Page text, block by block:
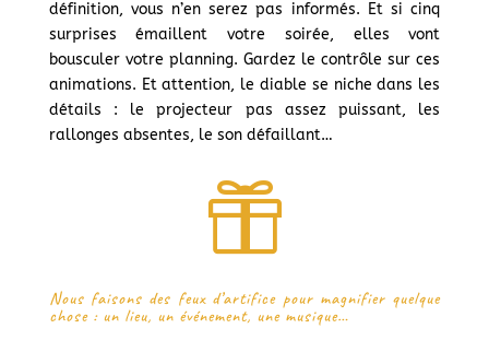
définition, vous n’en serez pas informés. Et si cinq
surprises émaillent votre soirée, elles vont
bousculer votre planning. Gardez le contrôle sur ces
animations. Et attention, le diable se niche dans les
détails : le projecteur pas assez puissant, les
rallonges absentes, le son défaillant…

Nous faisons des feux d’artifice pour magnifier quelque
chose : un lieu, un événement, une musique…